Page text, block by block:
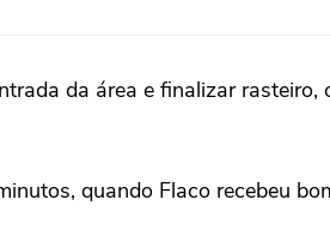
da área e finalizar
quando Flaco recebeu